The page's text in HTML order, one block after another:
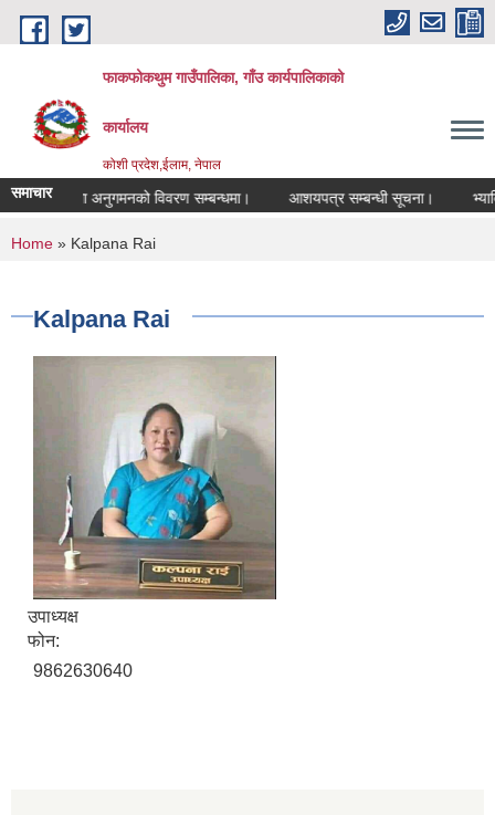
Skip to main content
फाकफोकथुम गाउँपालिका, गाँउ कार्यपालिकाको
कार्यालय
कोशी प्रदेश,ईलाम, नेपाल
समाचार
तालिम तथा अनुगमनको विवरण सम्बन्धमा। आशयपत्र सम्बन्धी सूचना।
You are here
Home » Kalpana Rai
Kalpana Rai
उपाध्यक्ष
फोन:
9862630640